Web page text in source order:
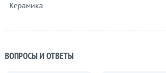
- Керамика
ВОПРОСЫ И ОТВЕТЫ